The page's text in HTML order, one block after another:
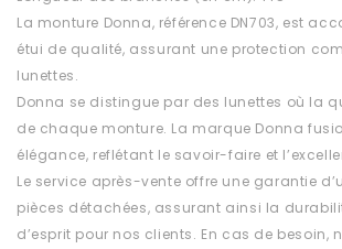
La monture Donna, référence DN703, est
étui de qualité, assurant une protection
lunettes.
Donna se distingue par des lunettes où la
de chaque monture. La marque Donna
élégance, reflétant le savoir-faire et
Le service après-vente offre une garantie
pièces détachées, assurant ainsi la
d’esprit pour nos clients. En cas de besoin,